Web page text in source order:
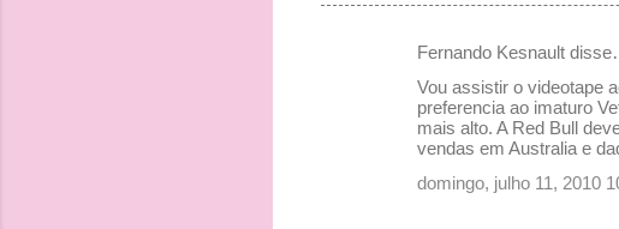
Fernando Kesnault
Vou assistir o videotape
preferencia ao imaturo
mais alto. A Red Bull
vendas em Australia e
domingo, julho 11, 2010